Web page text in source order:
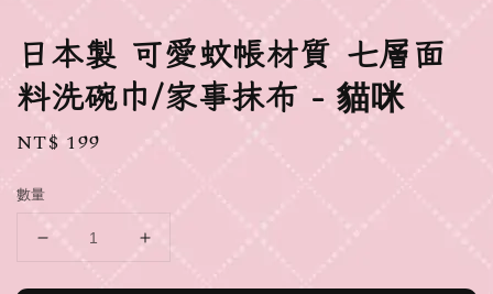
日本製 可愛蚊帳材質 七層面
料洗碗巾/家事抹布 - 貓咪
Regular
NT$ 199
數量